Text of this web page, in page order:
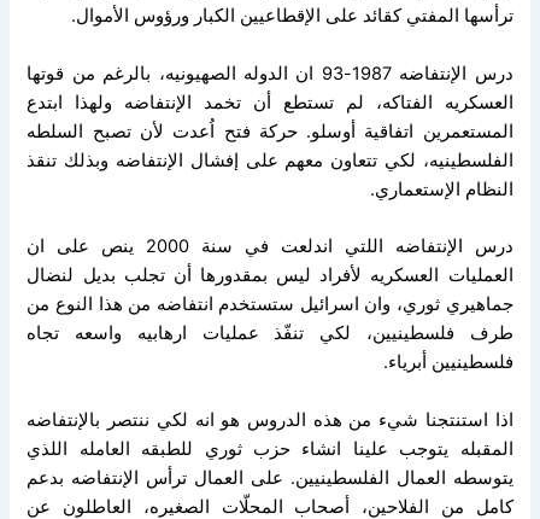
ترأسها المفتي كقائد على الإقطاعيين الكبار ورؤوس الأموال.
درس الإنتفاضه 1987-93 ان الدوله الصهيونيه، بالرغم من قوتها
العسكريه الفتاكه، لم تستطع أن تخمد الإنتفاضه ولهذا ابتدع
المستعمرين اتفاقية أوسلو. حركة فتح اُعدت لأن تصبح السلطه
الفلسطينيه، لكي تتعاون معهم على إفشال الإنتفاضه وبذلك تنقذ
النظام الإستعماري.
درس الإنتفاضه اللتي اندلعت في سنة 2000 ينص على ان
العمليات العسكريه لأفراد ليس بمقدورها أن تجلب بديل لنضال
جماهيري ثوري، وان اسرائيل ستستخدم انتفاضه من هذا النوع من
طرف فلسطينيين، لكي تنفّذ عمليات ارهابيه واسعه تجاه
فلسطينيين أبرياء.
اذا استنتجنا شيء من هذه الدروس هو انه لكي ننتصر بالإنتفاضه
المقبله يتوجب علينا انشاء حزب ثوري للطبقه العامله اللذي
يتوسطه العمال الفلسطينيين. على العمال ترأس الإنتفاضه بدعم
كامل من الفلاحين، أصحاب المحلّات الصغيره، العاطلون عن